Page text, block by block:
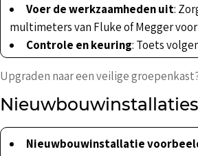
Voer de werkzaamheden uit:
multimeters van Fluke of Megger
Controle en keuring: Toets
Upgraden naar een veilige
Nieuwbouwinstallatie